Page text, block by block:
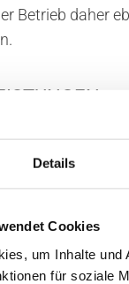
Details
Cookies
um Inhalte und
für soziale
Betrieb daher
–
UND
gehen bei
in Hand. Das
der Montage